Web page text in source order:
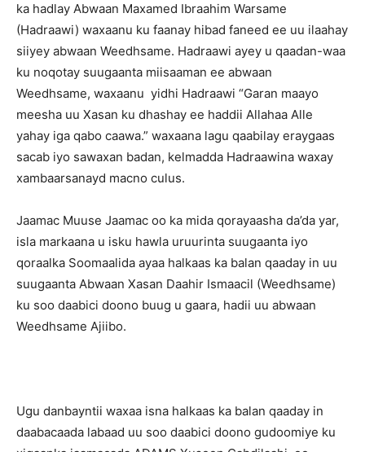
ka hadlay Abwaan Maxamed Ibraahim Warsame
(Hadraawi) waxaanu ku faanay hibad faneed ee uu ilaahay
siiyey abwaan Weedhsame. Hadraawi ayey u qaadan-waa
ku noqotay suugaanta miisaaman ee abwaan
Weedhsame, waxaanu yidhi Hadraawi “Garan maayo
meesha uu Xasan ku dhashay ee haddii Allahaa Alle
yahay iga qabo caawa.” waxaana lagu qaabilay eraygaas
sacab iyo sawaxan badan, kelmadda Hadraawina waxay
xambaarsanayd macno culus.
Jaamac Muuse Jaamac oo ka mida qorayaasha da’da yar,
isla markaana u isku hawla uruurinta suugaanta iyo
qoraalka Soomaalida ayaa halkaas ka balan qaaday in uu
suugaanta Abwaan Xasan Daahir Ismaacil (Weedhsame)
ku soo daabici doono buug u gaara, hadii uu abwaan
Weedhsame Ajiibo.
Ugu danbayntii waxaa isna halkaas ka balan qaaday in
daabacaada labaad uu soo daabici doono gudoomiye ku